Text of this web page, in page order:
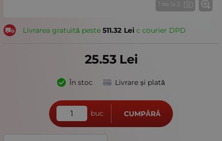
1 de la 2
Livrarea gratuită peste 511.32 Leiс courier DPD
25.53 Lei
În stoc Livrare și plată
buc CUMPĂRĂ